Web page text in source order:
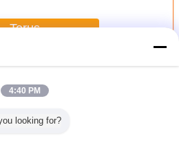
Terus
4:40 PM
looking for?